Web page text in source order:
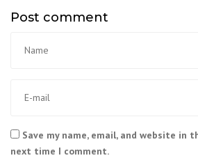
Post comment
Save my name, email, and website in
next time I comment.